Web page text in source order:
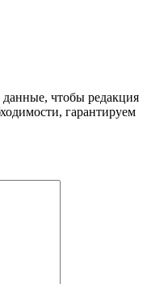
данные, чтобы редакция
гарантируем